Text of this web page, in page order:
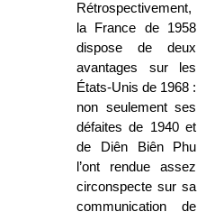
Rétrospectivement,
la France de 1958
dispose de deux
avantages sur les
États-Unis de 1968 :
non seulement ses
défaites de 1940 et
de Diên Biên Phu
l’ont rendue assez
circonspecte sur sa
communication de